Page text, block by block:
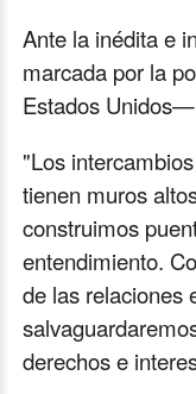
Ante la inédita e
marcada por la
Estados
"Los
tienen muros
construimos
entendimiento.
de las relaciones
derechos e